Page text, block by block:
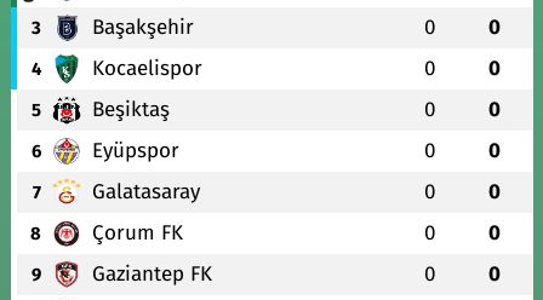
3 Başakşehir 0 0
4 Kocaelispor 0 0
5 Beşiktaş 0 0
6 Eyüpspor 0 0
7 Galatasaray 0 0
8 Çorum FK 0 0
9 Gaziantep FK 0 0